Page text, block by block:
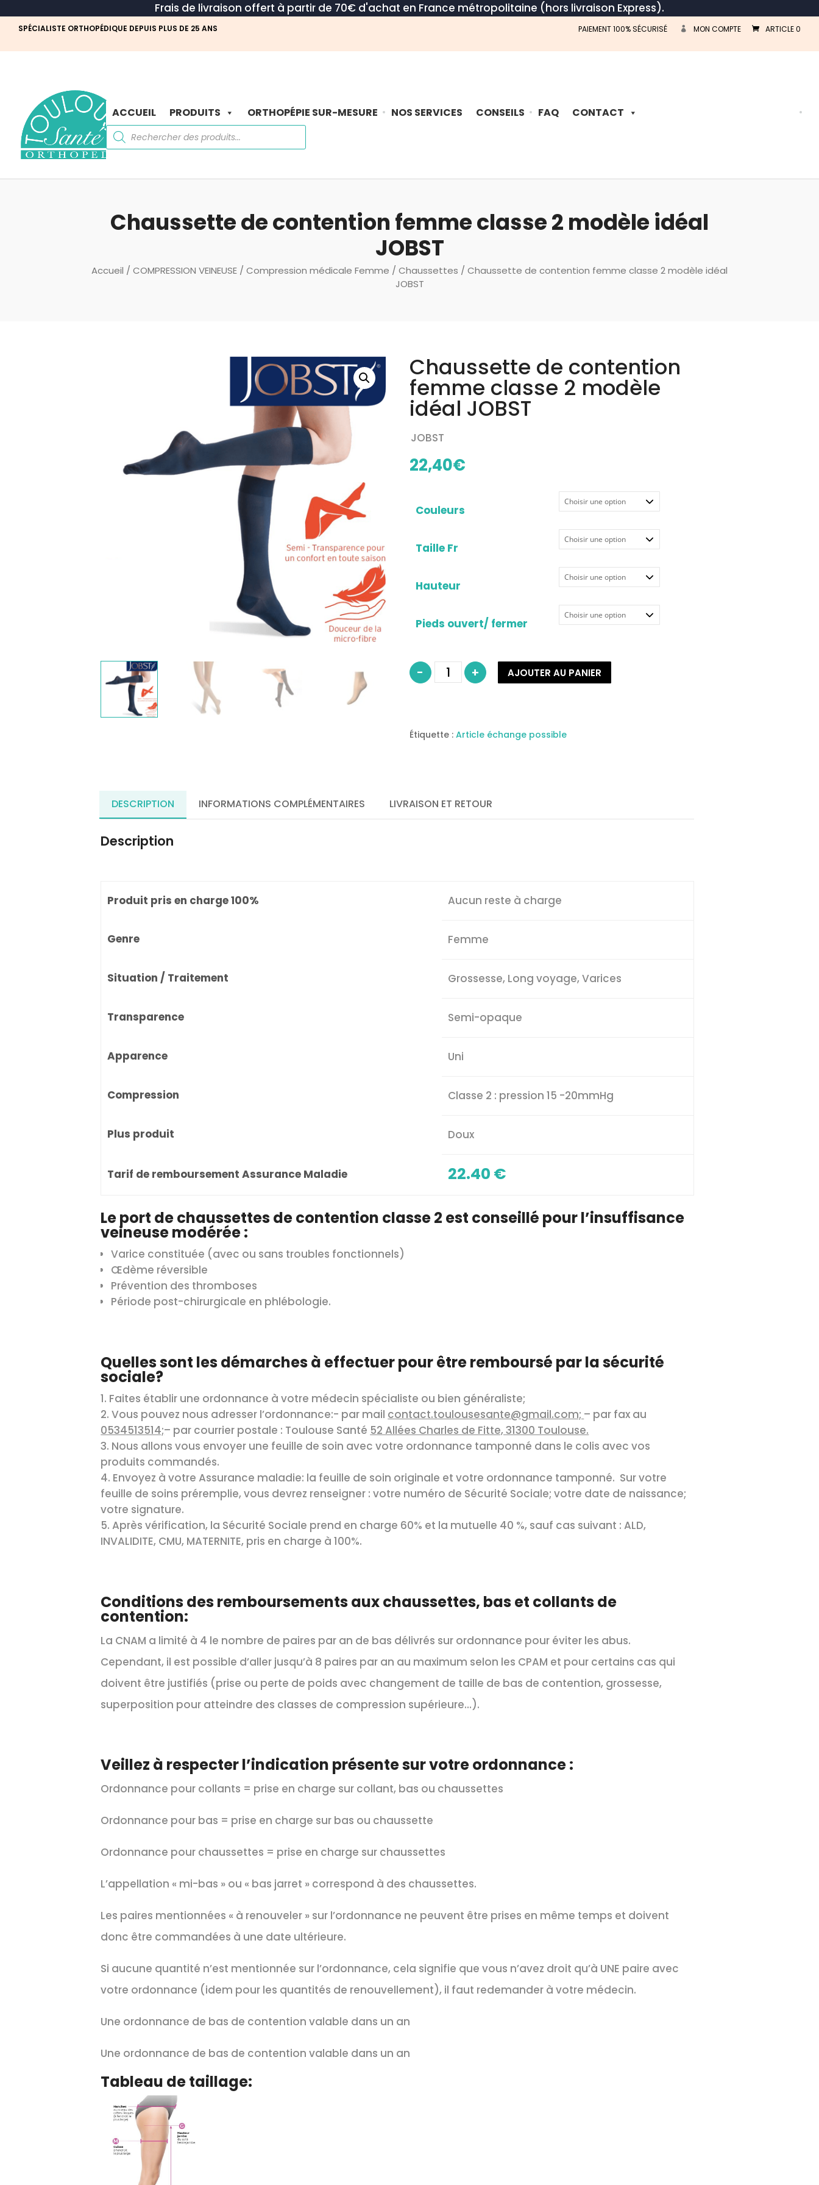
Frais de livraison offert à partir de 70€ d'achat en France métropolitaine (hors livraison Express).
SPÉCIALISTE ORTHOPÉDIQUE DEPUIS PLUS DE 25 ANS PAIEMENT 100% SÉCURISÉ MON COMPTE ARTICLE 0
ACCUEIL PRODUITS ORTHOPÉPIE SUR-MESURE NOS SERVICES CONSEILS FAQ CONTACT
Recherche
de
produits
Recherche
Chaussette de contention femme classe 2 modèle idéal
JOBST
Accueil / COMPRESSION VEINEUSE / Compression médicale Femme / Chaussettes / Chaussette de contention femme classe 2 modèle idéal
JOBST
Chaussette de contention
femme classe 2 modèle
idéal JOBST
JOBST
22,40€
Couleurs
Taille Fr
Hauteur
Pieds ouvert/ fermer
- quantité
Chaussette
classe
2
+ AJOUTER AU PANIER
Étiquette : Article échange possible
DESCRIPTION INFORMATIONS COMPLÉMENTAIRES LIVRAISON ET RETOUR
Description
Produit pris en charge 100% Aucun reste à charge
Genre Femme
Situation / Traitement Grossesse, Long voyage, Varices
Transparence Semi-opaque
Apparence Uni
Compression Classe 2 : pression 15 -20mmHg
Plus produit Doux
Tarif de remboursement Assurance Maladie 22.40 €
Le port de chaussettes de contention classe 2 est conseillé pour l’insuffisance
veineuse modérée :
Varice constituée (avec ou sans troubles fonctionnels)
Œdème réversible
Prévention des thromboses
Période post-chirurgicale en phlébologie.
Quelles sont les démarches à effectuer pour être remboursé par la sécurité
sociale?
Faites établir une ordonnance à votre médecin spécialiste ou bien généraliste;
Vous pouvez nous adresser l’ordonnance:- par mail contact.toulousesante@gmail.com; – par fax au
0534513514;– par courrier postale : Toulouse Santé 52 Allées Charles de Fitte, 31300 Toulouse.
Nous allons vous envoyer une feuille de soin avec votre ordonnance tamponné dans le colis avec vos
produits commandés.
Envoyez à votre Assurance maladie: la feuille de soin originale et votre ordonnance tamponné. Sur votre
feuille de soins préremplie, vous devrez renseigner : votre numéro de Sécurité Sociale; votre date de naissance;
votre signature.
Après vérification, la Sécurité Sociale prend en charge 60% et la mutuelle 40 %, sauf cas suivant : ALD,
INVALIDITE, CMU, MATERNITE, pris en charge à 100%.
Conditions des remboursements aux chaussettes, bas et collants de
contention:
La CNAM a limité à 4 le nombre de paires par an de bas délivrés sur ordonnance pour éviter les abus.
Cependant, il est possible d’aller jusqu’à 8 paires par an au maximum selon les CPAM et pour certains cas qui
doivent être justifiés (prise ou perte de poids avec changement de taille de bas de contention, grossesse,
superposition pour atteindre des classes de compression supérieure…).
Veillez à respecter l’indication présente sur votre ordonnance :
Ordonnance pour collants = prise en charge sur collant, bas ou chaussettes
Ordonnance pour bas = prise en charge sur bas ou chaussette
Ordonnance pour chaussettes = prise en charge sur chaussettes
L’appellation « mi-bas » ou « bas jarret » correspond à des chaussettes.
Les paires mentionnées « à renouveler » sur l’ordonnance ne peuvent être prises en même temps et doivent
donc être commandées à une date ultérieure.
Si aucune quantité n’est mentionnée sur l’ordonnance, cela signifie que vous n’avez droit qu’à UNE paire avec
votre ordonnance (idem pour les quantités de renouvellement), il faut redemander à votre médecin.
Une ordonnance de bas de contention valable dans un an
Une ordonnance de bas de contention valable dans un an
Tableau de taillage: